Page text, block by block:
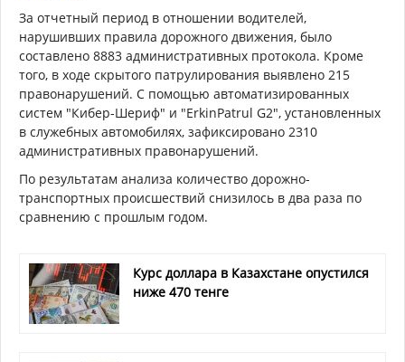
За отчетный период в отношении водителей,
нарушивших правила дорожного движения, было
составлено 8883 административных протокола. Кроме
того, в ходе скрытого патрулирования выявлено 215
правонарушений. С помощью автоматизированных
систем "Кибер-Шериф" и "ErkinPatrul G2", установленных
в служебных автомобилях, зафиксировано 2310
административных правонарушений.
По результатам анализа количество дорожно-
транспортных происшествий снизилось в два раза по
сравнению с прошлым годом.
Курс доллара в Казахстане опустился
ниже 470 тенге